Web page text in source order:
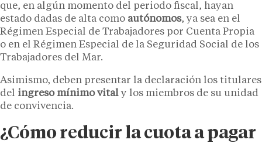
que, en algún momento del periodo fiscal, hayan
estado dadas de alta como autónomos, ya sea en el
Régimen Especial de Trabajadores por Cuenta Propia
o en el Régimen Especial de la Seguridad Social de los
Trabajadores del Mar.
Asimismo, deben presentar la declaración los titulares
del ingreso mínimo vitaly los miembros de su unidad
de convivencia.
¿Cómo reducir la cuota a pagar